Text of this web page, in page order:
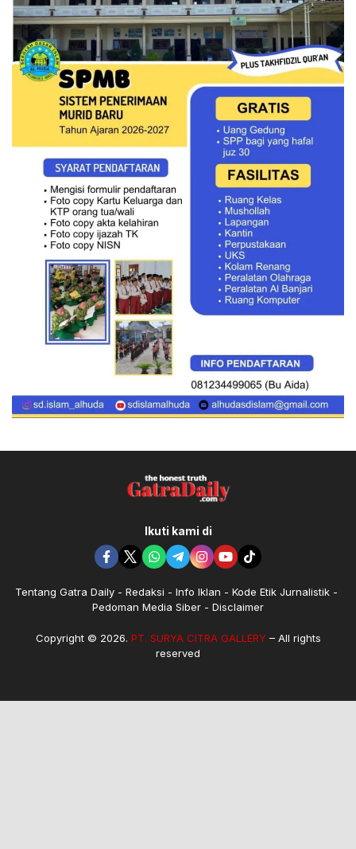
Ikuti kami di
Tentang Gatra Daily Redaksi Info Iklan
Kode Etik Jurnalistik
Pedoman Media Siber
Disclaimer
Copyright © 2026. PT. SURYA CITRA GALLERY– All rights
reserved